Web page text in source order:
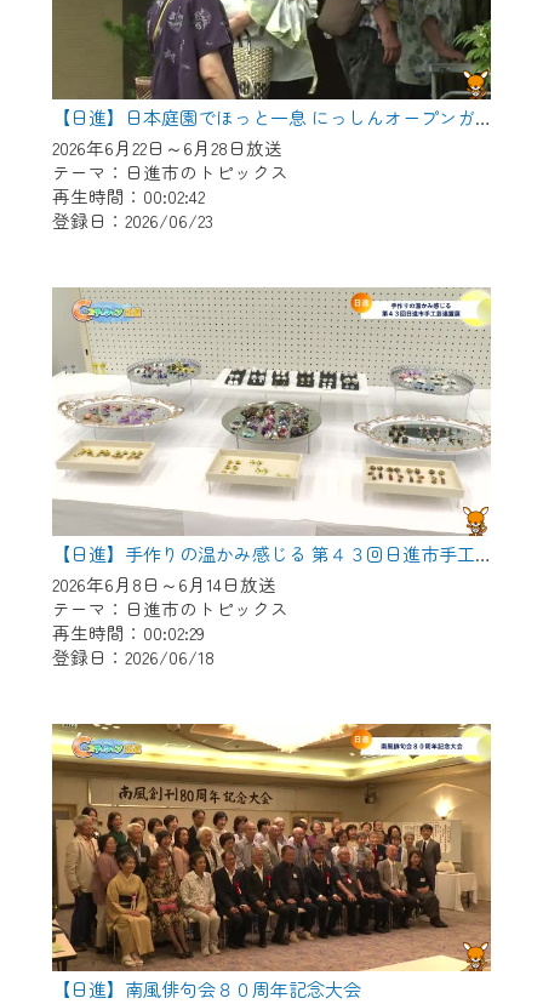
【日進】日本庭園でほっと一息 にっしんオープンガーデン
2026年6月22日～6月28日放送
テーマ：日進市のトピックス
再生時間：00:02:42
登録日：2026/06/23
【日進】手作りの温かみ感じる 第４３回日進市手工芸連盟展
2026年6月8日～6月14日放送
テーマ：日進市のトピックス
再生時間：00:02:29
登録日：2026/06/18
【日進】南風俳句会８０周年記念大会